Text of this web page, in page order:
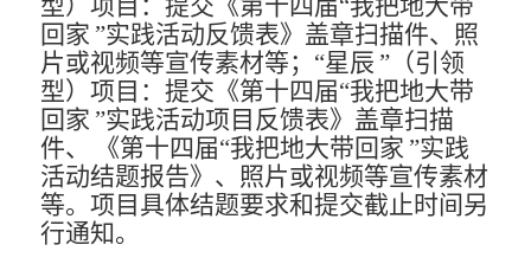
回家 ”实践活动反馈表》盖章扫描件、照
片或视频等宣传素材等；“星辰 ”（引领
型）项目：提交《第十四届“我把地大带
回家 ”实践活动项目反馈表》盖章扫描
件、
《第十四届“我把地大带回家 ”实践
活动结题报告》、照片或视频等宣传素材
等。项目具体结题要求和提交截止时间另
行通知。